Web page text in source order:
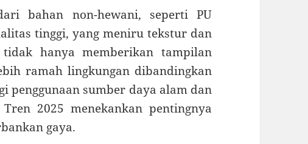
bahan non-hewani, seperti PU
tinggi, yang meniru tekstur dan
hanya memberikan tampilan
ramah lingkungan dibandingkan
penggunaan sumber daya alam dan
2025 menekankan pentingnya
gaya.